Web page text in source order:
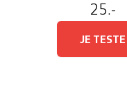
25.-
JE TESTE